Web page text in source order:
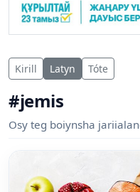
Kirill Latyn Tóte
#jemis
Osy teg boiynsha